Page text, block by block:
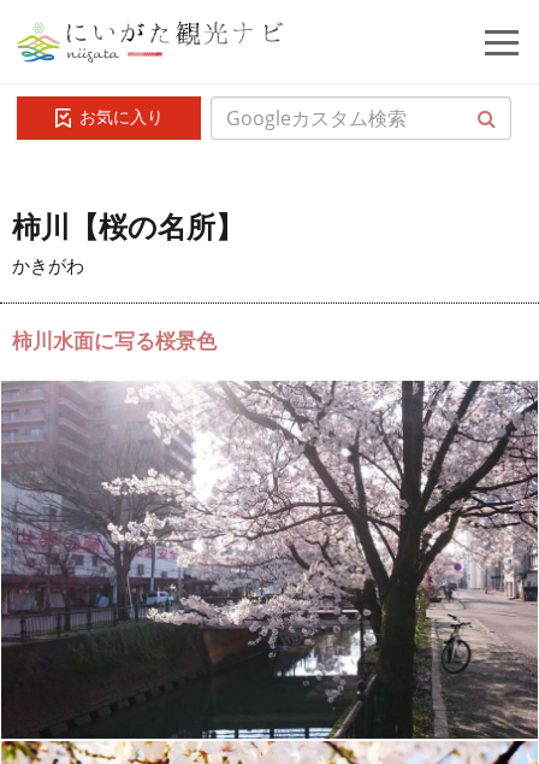
お気に入り
柿川【桜の名所】
かきがわ
柿川水面に写る桜景色